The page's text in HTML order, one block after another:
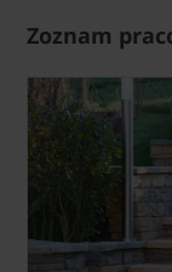
Zoznam